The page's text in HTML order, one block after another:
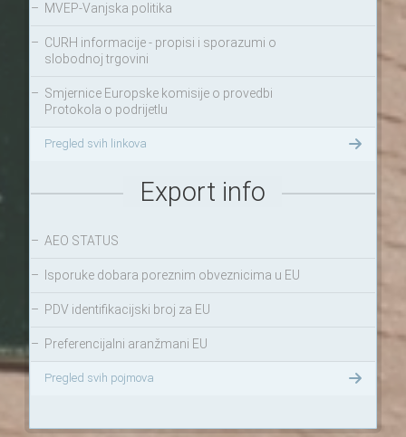
– MVEP-Vanjska politika
– CURH informacije - propisi i sporazumi o
slobodnoj trgovini
– Smjernice Europske komisije o provedbi
Protokola o podrijetlu
Pregled svih linkova
Export info
– AEO STATUS
– Isporuke dobara poreznim obveznicima u EU
– PDV identifikacijski broj za EU
– Preferencijalni aranžmani EU
Pregled svih pojmova